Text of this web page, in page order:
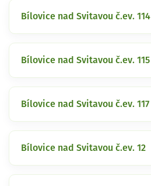
Bílovice nad Svitavou č.ev. 114
Bílovice nad Svitavou č.ev. 115
Bílovice nad Svitavou č.ev. 117
Bílovice nad Svitavou č.ev. 12